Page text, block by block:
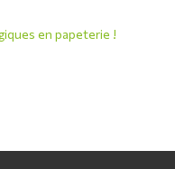
en papeterie !